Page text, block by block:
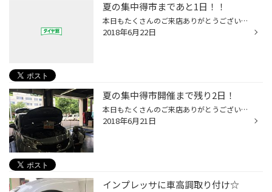
夏の集中得市まであと1日！！
本日もたくさんのご来店ありがとうございました。 明後日から半期に1度の決算セールが開催されます！ 『1度タイヤを装着されたけどもなんか雨の日に滑るなぁ』 『今シーズン使えるのか不安だなぁ』 というお客様はぜひともこの機会にご来店ください！ タイヤお買い上げのお客様には特典もご用意して...
2018年6月22日
夏の集中得市開催まで残り2日！
本日もたくさんのご来店ありがとうございました。 明後日から半期に1度の決算セールが開催されます！ 『1度タイヤを装着されたけどもなんか雨の日に滑るなぁ』 『今シーズン使えるのか不安だなぁ』 というお客様はぜひともこの機会にご来店ください！ タイヤお買い上げのお客様には特典もご用意して...
2018年6月21日
インプレッサに車高調取り付け☆